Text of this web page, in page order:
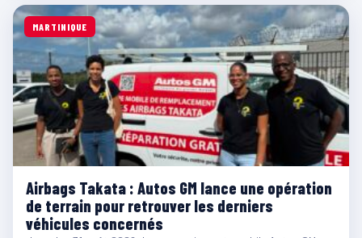
MARTINIQUE
Airbags Takata : Autos GM lance une opération
de terrain pour retrouver les derniers
véhicules concernés